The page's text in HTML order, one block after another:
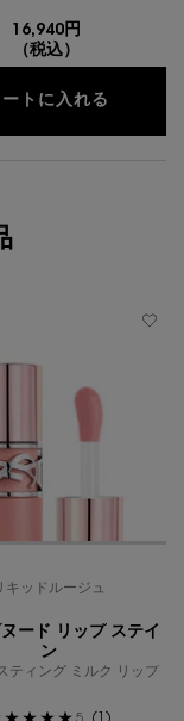
ラッチ ＆ YSL メイ
16,940円
（税込）
ートに入れる
キッドルージュ
ード リップ ステイ
ン
ティング ミルク リップ